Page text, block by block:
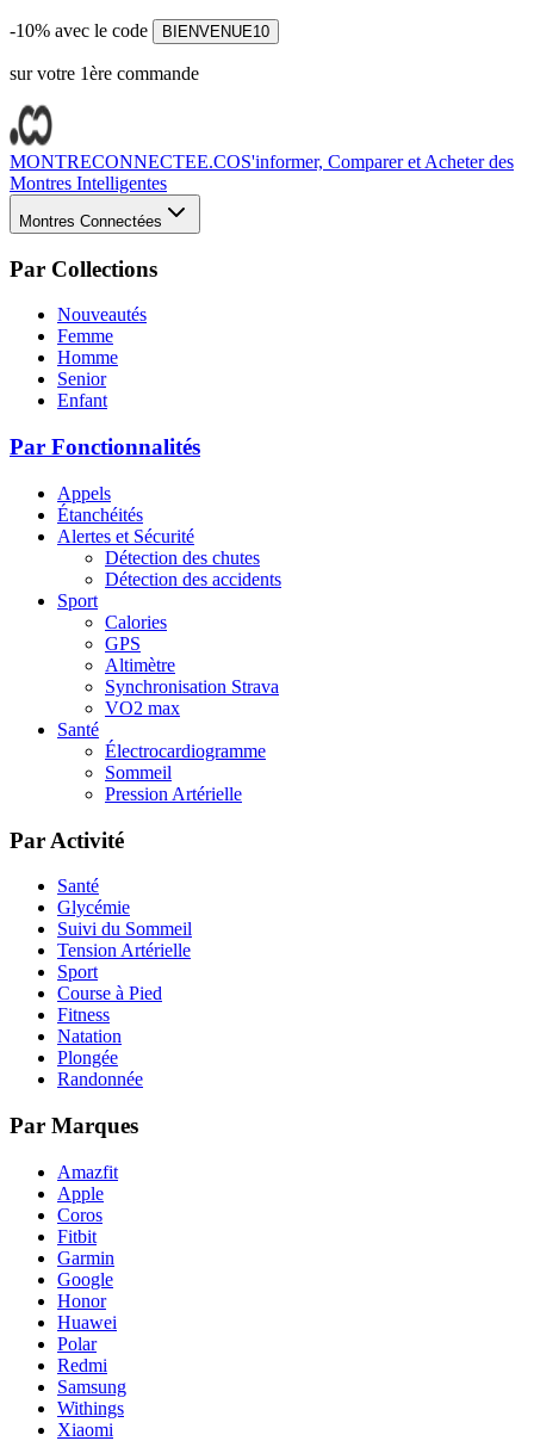
-10% avec le code BIENVENUE10
sur votre 1ère commande
MONTRECONNECTEE.COS'informer, Comparer et Acheter des
Montres Intelligentes
Montres Connectées
Par Collections
Nouveautés
Femme
Homme
Senior
Enfant
Par Fonctionnalités
Appels
Étanchéités
Alertes et Sécurité
Détection des chutes
Détection des accidents
Sport
Calories
GPS
Altimètre
Synchronisation Strava
VO2 max
Santé
Électrocardiogramme
Sommeil
Pression Artérielle
Par Activité
Santé
Glycémie
Suivi du Sommeil
Tension Artérielle
Sport
Course à Pied
Fitness
Natation
Plongée
Randonnée
Par Marques
Amazfit
Apple
Coros
Fitbit
Garmin
Google
Honor
Huawei
Polar
Redmi
Samsung
Withings
Xiaomi